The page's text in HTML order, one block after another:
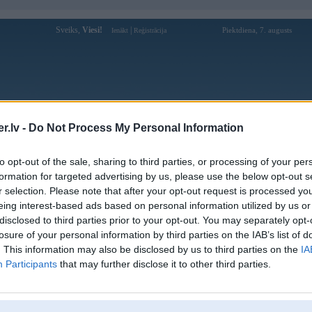
- Do Not Process My Personal Information
opt-out of the sale, sharing to third parties, or processing of your
for targeted advertising by us, please use the below opt-out
selection. Please note that after your opt-out request is processed
interest-based ads based on personal information utilized by us
to third parties prior to your opt-out. You may separately
of your personal information by third parties on the IAB’s list of
This information may also be disclosed by us to third parties on the
Participants that may further disclose it to other third parties.
Sveiks, Viesi! Ienākt Reģistrācija Piektdiena, 7. augusts
Forums Galerijas Reģistrācija Lietotāji
Lietotāja BG profils
Pēdējo reizi manīts: 11. Jul 2026, 10:00
Lietotājvārds:
BG
Ziņojumi forumā:
1095
[Pēdējie ziņojumi forumā]
[ Lietotāja BG galerijas]